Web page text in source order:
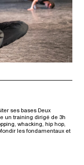
ses bases Deux
un training dirigé de 3h
whacking, hip hop,
les fondamentaux et